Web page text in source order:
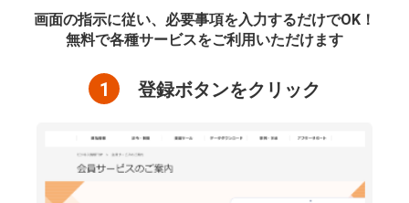
画面の指示に従い、必要事項を入力するだけでOK！
無料で各種サービスをご利用いただけます
1 登録ボタンをクリック